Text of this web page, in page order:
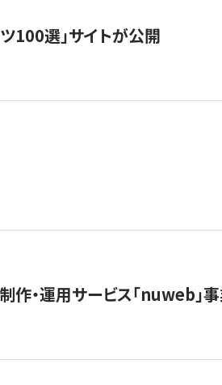
100選」サイトが公開
作・運用サービス「nuweb」